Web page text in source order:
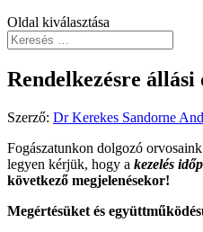
Oldal kiválasztása
Rendelkezésre állási
Szerző: Dr Kerekes Sandorne
Fogászatunkon dolgozó
legyen kérjük, hogy a kezelés
következő megjelenésekor!
Megértésüket és